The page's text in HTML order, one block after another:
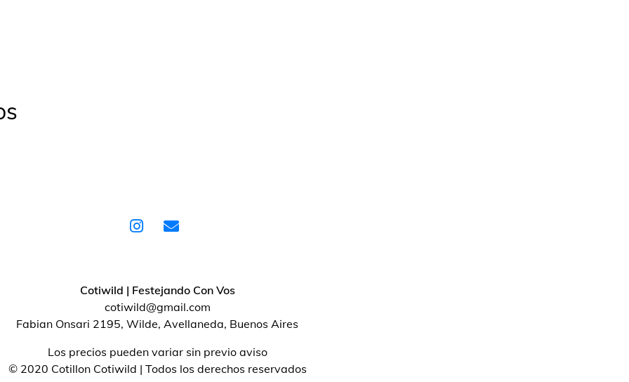
Cotiwild | Festejando Con Vos
cotiwild@gmail.com
Fabian Onsari 2195, Wilde, Avellaneda, Buenos Aires
Los precios pueden variar sin previo aviso
© 2020 Cotillon Cotiwild | Todos los derechos reservados